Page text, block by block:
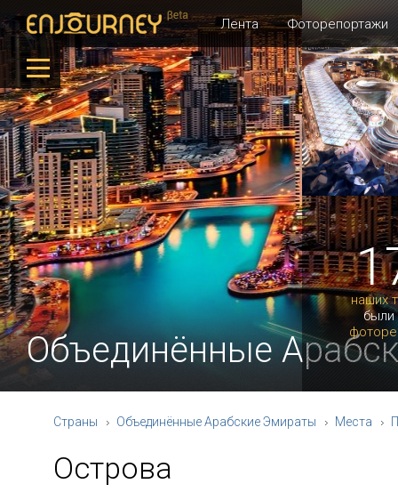
Лента Фоторепортажи
наших
были
Объединённые
Страны Объединённые Арабские Эмираты Места
Острова